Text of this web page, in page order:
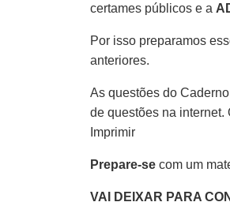
certames públicos e a
Por isso preparamos
anteriores.
As questões do
de questões na internet.
Imprimir
Prepare-se com um
VAI DEIXAR PARA